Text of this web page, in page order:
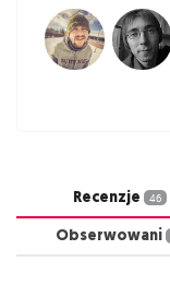
Recenzje 46
Obserwowani